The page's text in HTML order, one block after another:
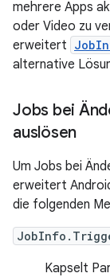
mehrere Apps
oder Video zu
erweitert
alternative
Jobs bei
auslösen
Um Jobs bei
erweitert
die folgenden
Kapselt